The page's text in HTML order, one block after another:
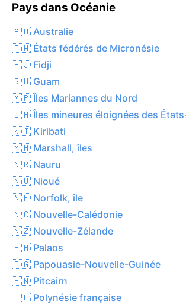
Pays dans Océanie
🇦🇺 Australie
🇫🇲 États fédérés de Micronésie
🇫🇯 Fidji
🇬🇺 Guam
🇲🇵 Îles Mariannes du Nord
🇺🇲 Îles mineures éloignées des
🇰🇮 Kiribati
🇲🇭 Marshall, îles
🇳🇷 Nauru
🇳🇺 Nioué
🇳🇫 Norfolk, île
🇳🇨 Nouvelle-Calédonie
🇳🇿 Nouvelle-Zélande
🇵🇼 Palaos
🇵🇬 Papouasie-Nouvelle-Guinée
🇵🇳 Pitcairn
🇵🇫 Polynésie française